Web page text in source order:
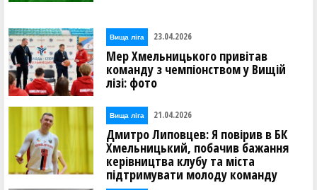
Вища лiга 23.04.2026
Мер Хмельницького привітав
команду з чемпіонством у Вищій
лізі: фото
Вища лiга 21.04.2026
Дмитро Липовцев: Я повірив в БК
Хмельницький, побачив бажання
керівництва клубу та міста
підтримувати молоду команду